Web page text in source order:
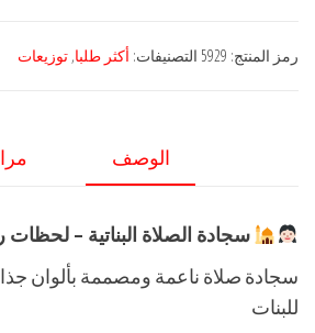
للبنات
رمز المنتج: 5929 التصنيفات: أكثر طلبا, توزيعات
الوصف
سجادة الصلاة البناتية – لحظات
سجادة صلاة ناعمة ومصممة بألوان
للبنات